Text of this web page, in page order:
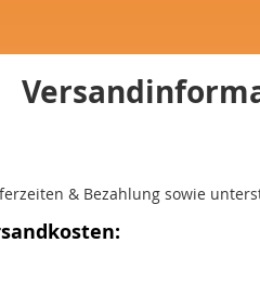
& Bezahlung sowie